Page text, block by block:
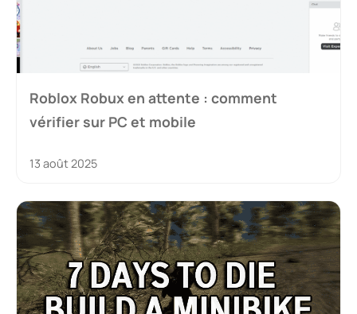
Roblox Robux en attente : comment
vérifier sur PC et mobile
13 août 2025